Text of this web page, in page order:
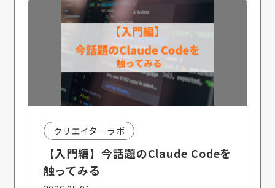
クリエイターラボ
【入門編】今話題のClaude Codeを
触ってみる